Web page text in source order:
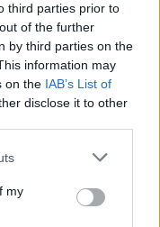
third parties prior to
of the further
by third parties on the
information may
on the IAB’s List of
disclose it to other
my
2wMB5 #liketkit
#nsale
j e n a(@jenagreen920) στις